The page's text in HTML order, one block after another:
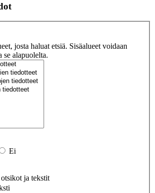
josta haluat etsiä. Sisäalueet voidaan
se alapuolelta.
Ei
ja tekstit